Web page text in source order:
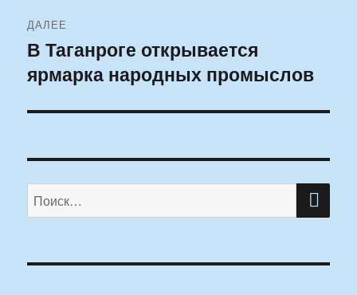
ДАЛЕЕ
Следующая
запись:
В Таганроге открывается
ярмарка народных промыслов
Искать: